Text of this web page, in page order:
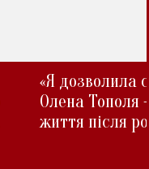
«Я дозволила
Олена Тополя
життя після